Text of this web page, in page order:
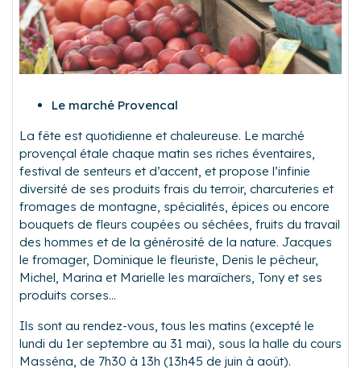
Le marché Provencal
La fête est quotidienne et chaleureuse. Le marché
provençal étale chaque matin ses riches éventaires,
festival de senteurs et d’accent, et propose l’infinie
diversité de ses produits frais du terroir, charcuteries et
fromages de montagne, spécialités, épices ou encore
bouquets de fleurs coupées ou séchées, fruits du travail
des hommes et de la générosité de la nature. Jacques
le fromager, Dominique le fleuriste, Denis le pêcheur,
Michel, Marina et Marielle les maraîchers, Tony et ses
produits corses…
Ils sont au rendez-vous, tous les matins (excepté le
lundi du 1er septembre au 31 mai), sous la halle du cours
Masséna, de 7h30 à 13h (13h45 de juin à août).